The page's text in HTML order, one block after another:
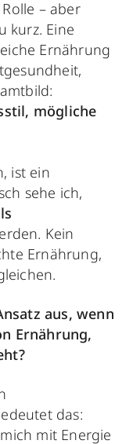
– aber
kurz. Eine
Ernährung
mögliche
ist ein
sehe ich,
Kein
Ernährung,
aus, wenn
Ernährung,
das:
mit Energie